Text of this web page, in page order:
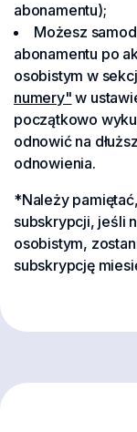
abonamentu);
Możesz
abonamentu po
osobistym w
numery" w
początkowo
odnowić na
odnowienia.
*Należy
subskrypcji, jeśli
osobistym,
subskrypcję